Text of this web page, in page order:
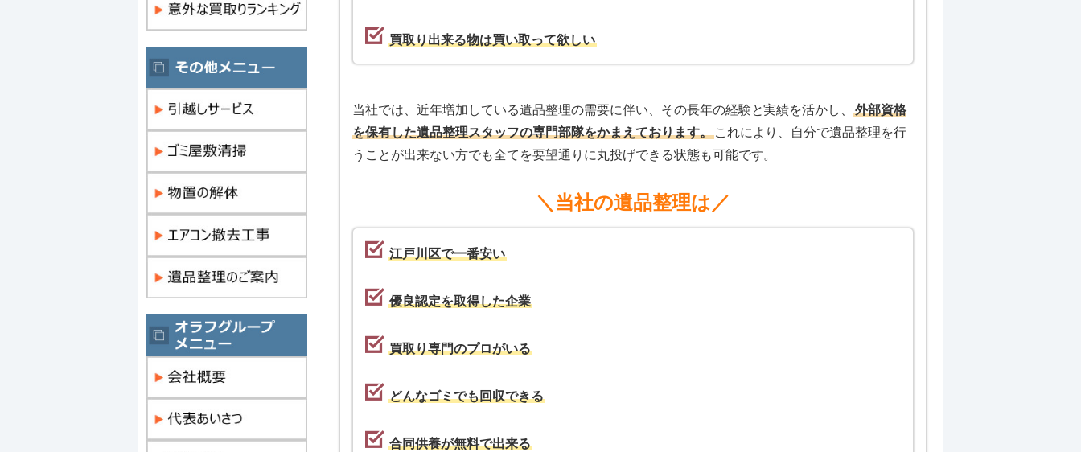
買取り出来る物は買い取って欲しい
当社では、近年増加している遺品整理の需要に伴い、その長年の経験と実績を活かし、外部資格
を保有した遺品整理スタッフの専門部隊をかまえております。これにより、自分で遺品整理を行
うことが出来ない方でも全てを要望通りに丸投げできる状態も可能です。
＼当社の遺品整理は／
江戸川区で一番安い
優良認定を取得した企業
買取り専門のプロがいる
どんなゴミでも回収できる
合同供養が無料で出来る